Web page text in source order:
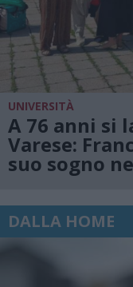
UNIVERSITÀ
A 76 anni si
Varese:
suo sogno
DALLA HOME